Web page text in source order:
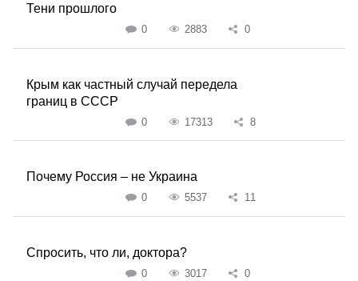
Тени прошлого
0 2883 0
Крым как частный случай передела
границ в СССР
0 17313 8
Почему Россия – не Украина
0 5537 11
Спросить, что ли, доктора?
0 3017 0